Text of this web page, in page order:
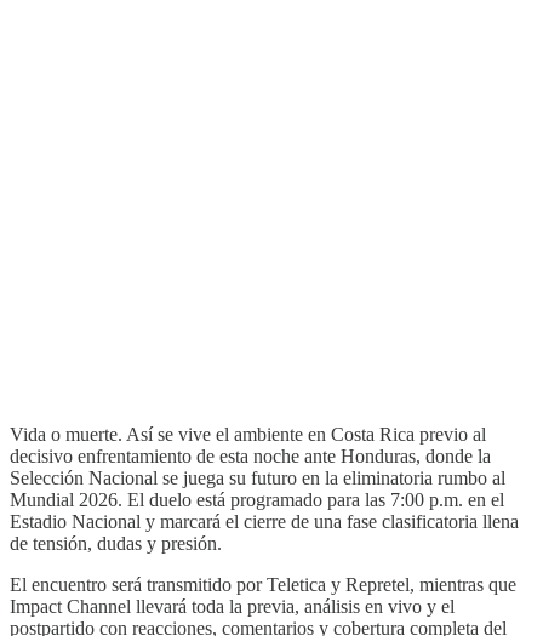
Vida o muerte. Así se vive el ambiente en Costa Rica previo al
decisivo enfrentamiento de esta noche ante Honduras, donde la
Selección Nacional se juega su futuro en la eliminatoria rumbo al
Mundial 2026. El duelo está programado para las 7:00 p.m. en el
Estadio Nacional y marcará el cierre de una fase clasificatoria llena
de tensión, dudas y presión.
El encuentro será transmitido por Teletica y Repretel, mientras que
Impact Channel llevará toda la previa, análisis en vivo y el
postpartido con reacciones, comentarios y cobertura completa del